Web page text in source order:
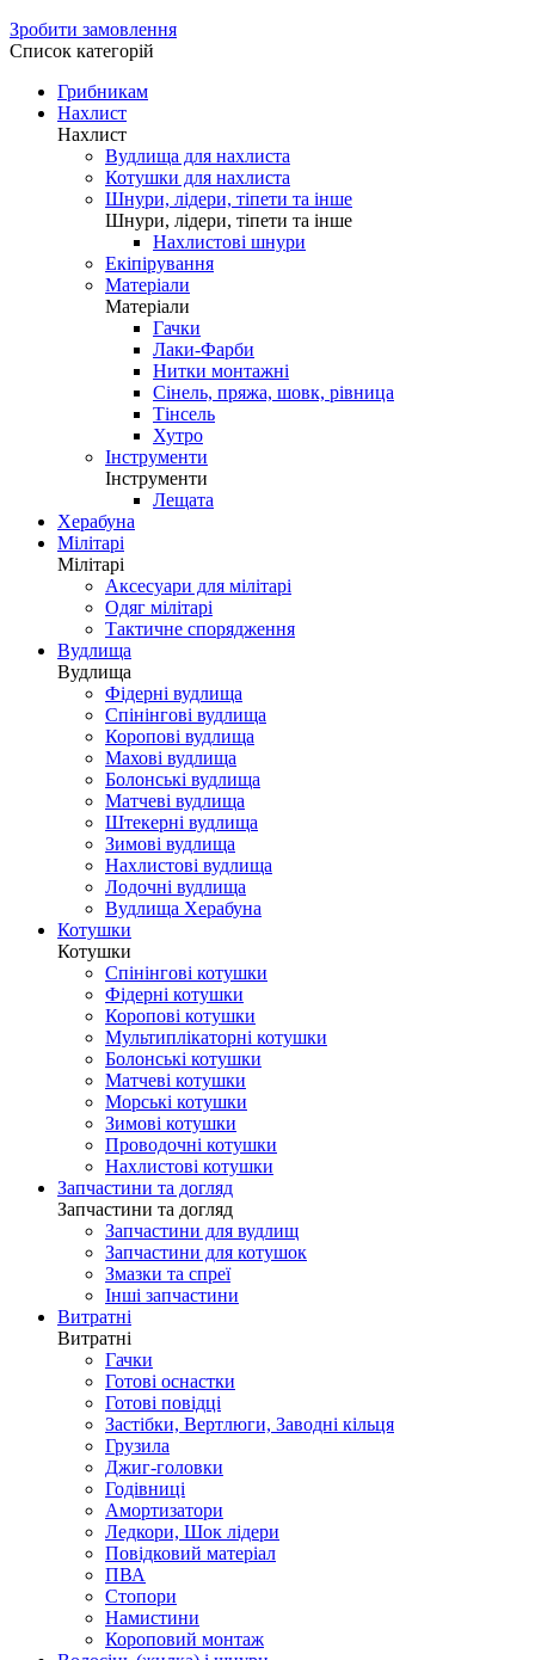
Зробити замовлення
Список категорій
Грибникам
Нахлист
Нахлист
Вудлища для нахлиста
Котушки для нахлиста
Шнури, лідери, тіпети та інше
Шнури, лідери, тіпети та інше
Нахлистові шнури
Екіпірування
Матеріали
Матеріали
Гачки
Лаки-Фарби
Нитки монтажні
Сінель, пряжа, шовк, рівница
Тінсель
Хутро
Інструменти
Інструменти
Лещата
Херабуна
Мілітарі
Мілітарі
Аксесуари для мілітарі
Одяг мілітарі
Тактичне спорядження
Вудлища
Вудлища
Фідерні вудлища
Спінінгові вудлища
Коропові вудлища
Махові вудлища
Болонські вудлища
Матчеві вудлища
Штекерні вудлища
Зимові вудлища
Нахлистові вудлища
Лодочні вудлища
Вудлища Херабуна
Котушки
Котушки
Спінінгові котушки
Фідерні котушки
Коропові котушки
Мультиплікаторні котушки
Болонські котушки
Матчеві котушки
Морські котушки
Зимові котушки
Проводочні котушки
Нахлистові котушки
Запчастини та догляд
Запчастини та догляд
Запчастини для вудлищ
Запчастини для котушок
Змазки та спреї
Інші запчастини
Витратні
Витратні
Гачки
Готові оснастки
Готові повідці
Застібки, Вертлюги, Заводні кільця
Грузила
Джиг-головки
Годівниці
Амортизатори
Ледкори, Шок лідери
Повідковий матеріал
ПВА
Стопори
Намистини
Короповий монтаж